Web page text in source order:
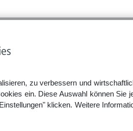
zu verbessern und
ein. Diese Auswahl können Sie
klicken. Weitere
ein